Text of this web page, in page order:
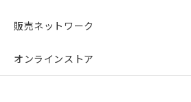
販売ネットワーク
オンラインストア